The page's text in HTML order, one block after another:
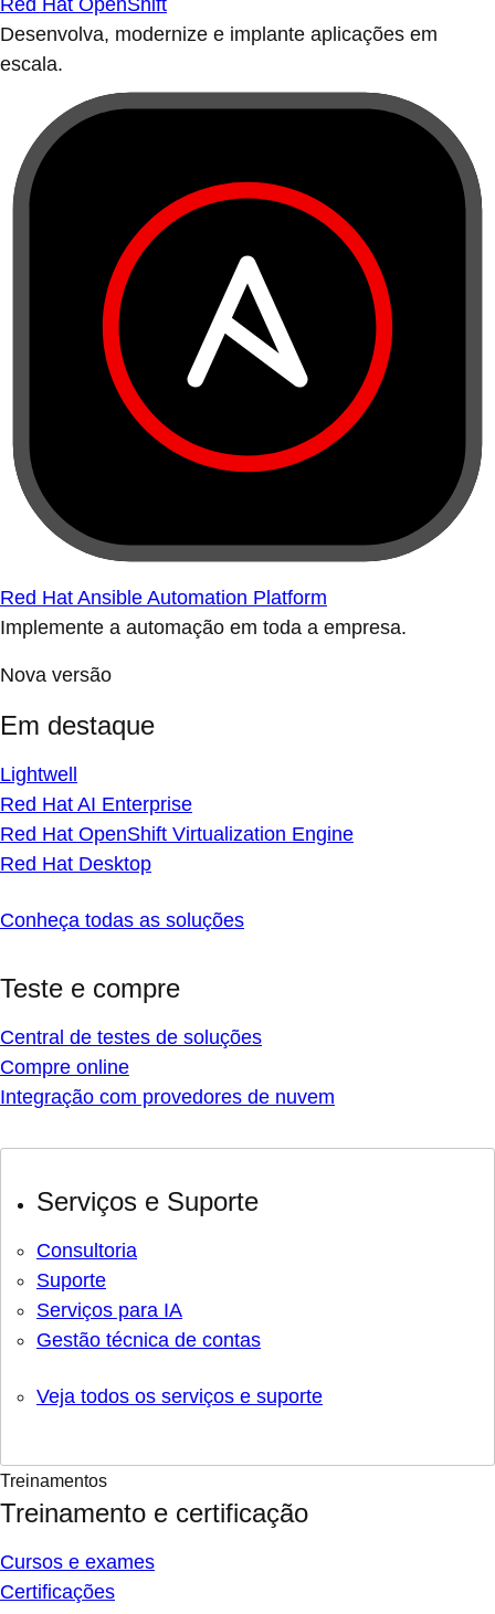
Red Hat OpenShift
Desenvolva, modernize e implante aplicações em
escala.
Red Hat Ansible Automation Platform
Implemente a automação em toda a empresa.
Nova versão
Em destaque
Lightwell
Red Hat AI Enterprise
Red Hat OpenShift Virtualization Engine
Red Hat Desktop
Conheça todas as soluções
Teste e compre
Central de testes de soluções
Compre online
Integração com provedores de nuvem
Serviços e Suporte
Consultoria
Suporte
Serviços para IA
Gestão técnica de contas
Veja todos os serviços e suporte
Treinamentos
Treinamento e certificação
Cursos e exames
Certificações